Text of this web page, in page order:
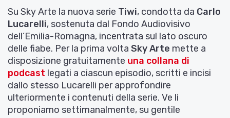
Su Sky Arte la nuova serie Tiwi, condotta da Carlo
Lucarelli, sostenuta dal Fondo Audiovisivo
dell’Emilia-Romagna, incentrata sul lato oscuro
delle fiabe. Per la prima volta Sky Arte mette a
disposizione gratuitamente una collana di
podcast legati a ciascun episodio, scritti e incisi
dallo stesso Lucarelli per approfondire
ulteriormente i contenuti della serie. Ve li
proponiamo settimanalmente, su gentile